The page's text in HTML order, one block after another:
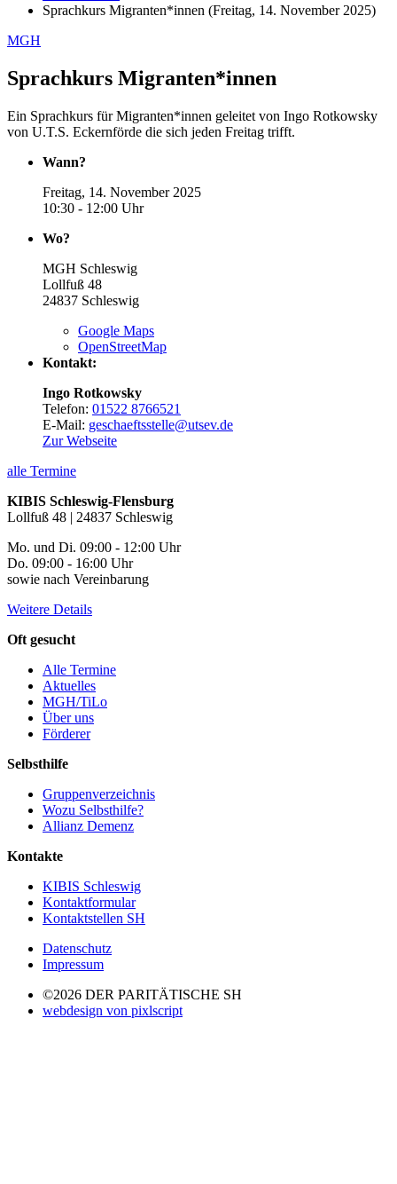
Sprachkurs Migranten*innen (Freitag, 14. November 2025)
MGH
Sprachkurs Migranten*innen
Ein Sprachkurs für Migranten*innen geleitet von Ingo Rotkowsky
von U.T.S. Eckernförde die sich jeden Freitag trifft.
Wann?
Freitag, 14. November 2025
10:30 - 12:00 Uhr
Wo?
MGH Schleswig
Lollfuß 48
24837 Schleswig
Google Maps
OpenStreetMap
Kontakt:
Ingo Rotkowsky
Telefon: 01522 8766521
E-Mail: geschaeftsstelle@utsev.de
Zur Webseite
alle Termine
KIBIS Schleswig-Flensburg
Lollfuß 48 | 24837 Schleswig
Mo. und Di. 09:00 - 12:00 Uhr
Do. 09:00 - 16:00 Uhr
sowie nach Vereinbarung
Weitere Details
Oft gesucht
Alle Termine
Aktuelles
MGH/TiLo
Über uns
Förderer
Selbsthilfe
Gruppenverzeichnis
Wozu Selbsthilfe?
Allianz Demenz
Kontakte
KIBIS Schleswig
Kontaktformular
Kontaktstellen SH
Datenschutz
Impressum
©2026 DER PARITÄTISCHE SH
webdesign von pixlscript